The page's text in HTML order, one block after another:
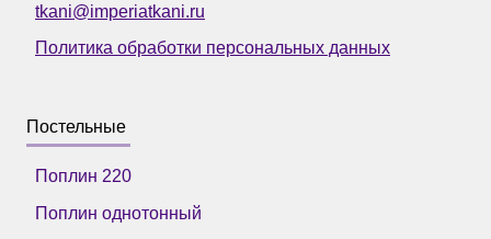
tkani@imperiatkani.ru
Политика обработки персональных данных
Постельные
Поплин 220
Поплин однотонный